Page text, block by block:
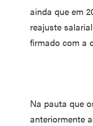
ainda que em
reajuste
firmado com a
Na pauta que
anteriormente